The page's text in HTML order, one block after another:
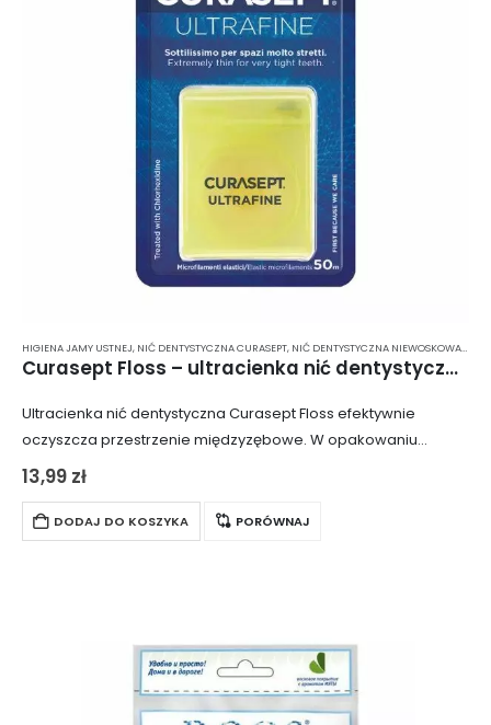
HIGIENA JAMY USTNEJ, NIĆ DENTYSTYCZNA CURASEPT, NIĆ DENTYSTYCZNA NIEWOSKOWANA
Curasept Floss – ultracienka nić dentystyczna 50 m
Ultracienka nić dentystyczna Curasept Floss efektywnie
oczyszcza przestrzenie międzyzębowe. W opakowaniu
znajduje się 50 metrów nici, która jest nasączona
antybakteryjnych.
13,99 zł
DODAJ DO KOSZYKA PORÓWNAJ